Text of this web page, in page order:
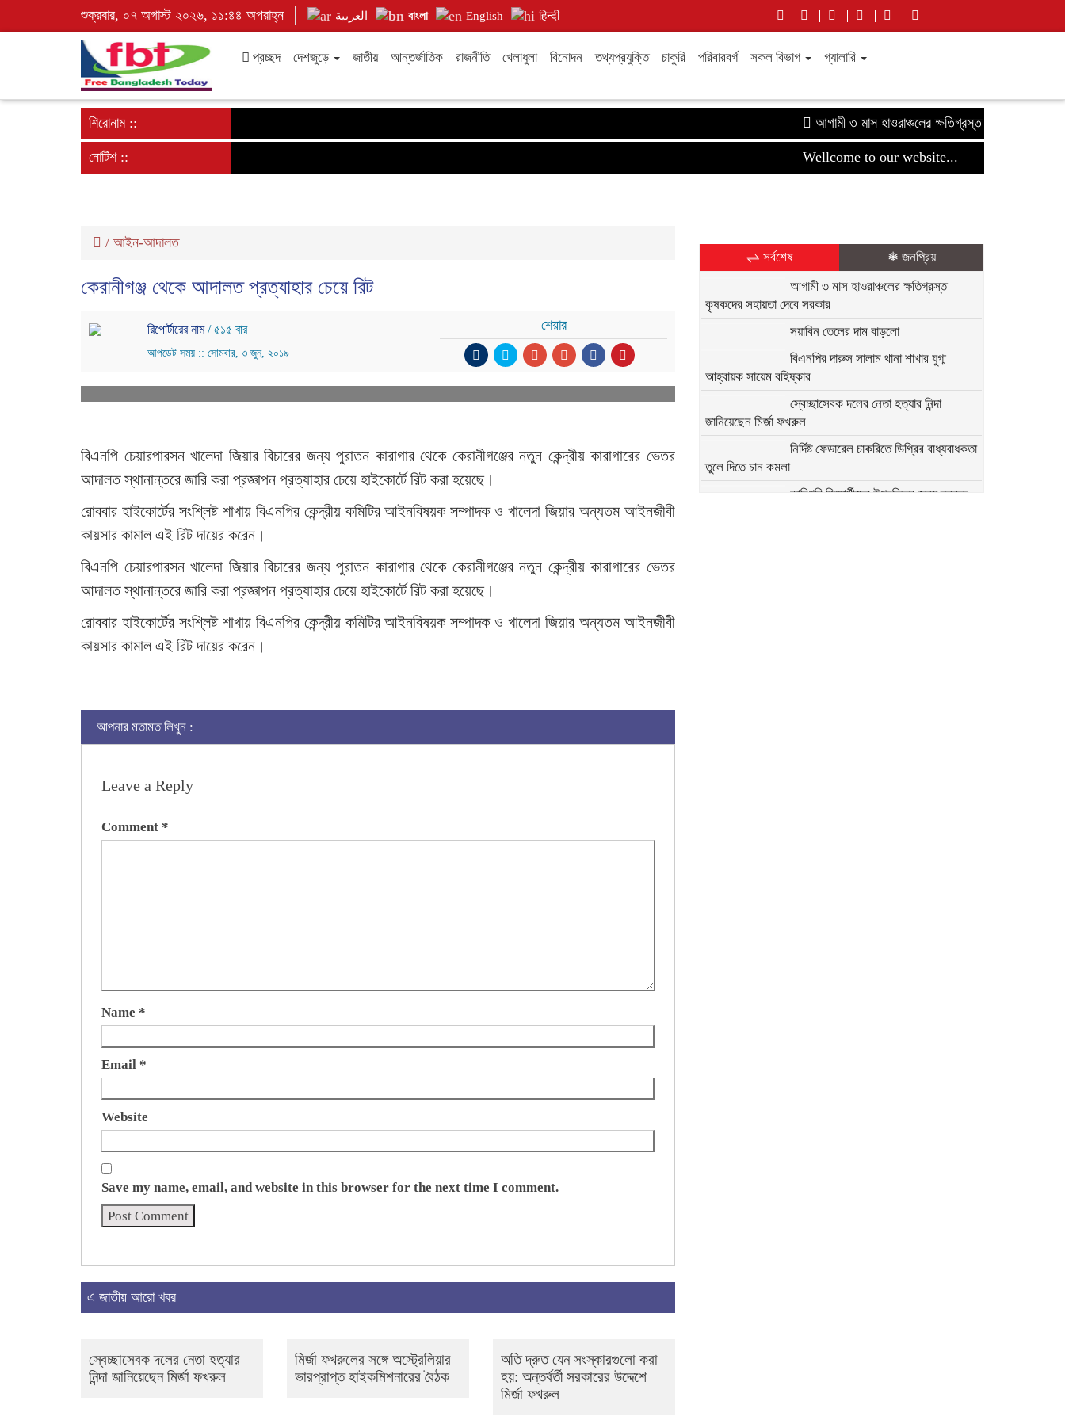
শুক্রবার, ০৭ অগাস্ট ২০২৬, ১১:৪৪ অপরাহ্ন العربية বাংলা English हिन्दी
প্রচ্ছদ দেশজুড়ে জাতীয় আন্তর্জাতিক রাজনীতি খেলাধুলা বিনোদন তথ্যপ্রযুক্তি চাকুরি পরিবারবর্গ সকল বিভাগ গ্যালারি
শিরোনাম :: আগামী ৩ মাস হাওরাঞ্চলের ক্ষতিগ্রস্ত কৃষকদের সহায়তা
নোটিশ :: Wellcome to our website...
/ আইন-আদালত
কেরানীগঞ্জ থেকে আদালত প্রত্যাহার চেয়ে রিট
রিপোর্টারের নাম/ ৫১৫ বার
আপডেট সময় :: সোমবার, ৩ জুন, ২০১৯
শেয়ার
বিএনপি চেয়ারপারসন খালেদা জিয়ার বিচারের জন্য পুরাতন কারাগার থেকে কেরানীগঞ্জের নতুন কেন্দ্রীয় কারাগারের ভেতর
আদালত স্থানান্তরে জারি করা প্রজ্ঞাপন প্রত্যাহার চেয়ে হাইকোর্টে রিট করা হয়েছে।
রোববার হাইকোর্টের সংশ্লিষ্ট শাখায় বিএনপির কেন্দ্রীয় কমিটির আইনবিষয়ক সম্পাদক ও খালেদা জিয়ার অন্যতম আইনজীবী
কায়সার কামাল এই রিট দায়ের করেন।
বিএনপি চেয়ারপারসন খালেদা জিয়ার বিচারের জন্য পুরাতন কারাগার থেকে কেরানীগঞ্জের নতুন কেন্দ্রীয় কারাগারের ভেতর
আদালত স্থানান্তরে জারি করা প্রজ্ঞাপন প্রত্যাহার চেয়ে হাইকোর্টে রিট করা হয়েছে।
রোববার হাইকোর্টের সংশ্লিষ্ট শাখায় বিএনপির কেন্দ্রীয় কমিটির আইনবিষয়ক সম্পাদক ও খালেদা জিয়ার অন্যতম আইনজীবী
কায়সার কামাল এই রিট দায়ের করেন।
আপনার মতামত লিখুন :
Leave a Reply
Comment *
Name *
Email *
Website
Save my name, email, and website in this browser for the next time I comment.
এ জাতীয় আরো খবর
স্বেচ্ছাসেবক দলের নেতা হত্যার
নিন্দা জানিয়েছেন মির্জা ফখরুল
মির্জা ফখরুলের সঙ্গে অস্ট্রেলিয়ার
ভারপ্রাপ্ত হাইকমিশনারের বৈঠক
অতি দ্রুত যেন সংস্কারগুলো করা
হয়: অন্তর্বর্তী সরকারের উদ্দেশে
মির্জা ফখরুল
⇌ সর্বশেষ
❅ জনপ্রিয়
আগামী ৩ মাস হাওরাঞ্চলের ক্ষতিগ্রস্ত
কৃষকদের সহায়তা দেবে সরকার
সয়াবিন তেলের দাম বাড়লো
বিএনপির দারুস সালাম থানা শাখার যুগ্ম
আহ্বায়ক সায়েম বহিষ্কার
স্বেচ্ছাসেবক দলের নেতা হত্যার নিন্দা
জানিয়েছেন মির্জা ফখরুল
নির্দিষ্ট ফেডারেল চাকরিতে ডিগ্রির বাধ্যবাধকতা
তুলে দিতে চান কমলা
কারিগরি শিক্ষার্থীদের উপবৃত্তির জন্য ব্লকড